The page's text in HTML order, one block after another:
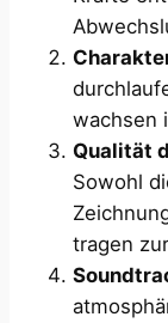
wachsen
Qualität
Sowohl
tragen